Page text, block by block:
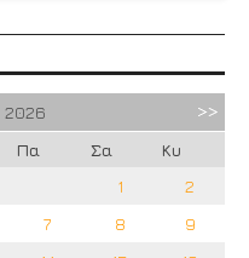
2026
Πα Σα
Κυ
1
2
7 8
9